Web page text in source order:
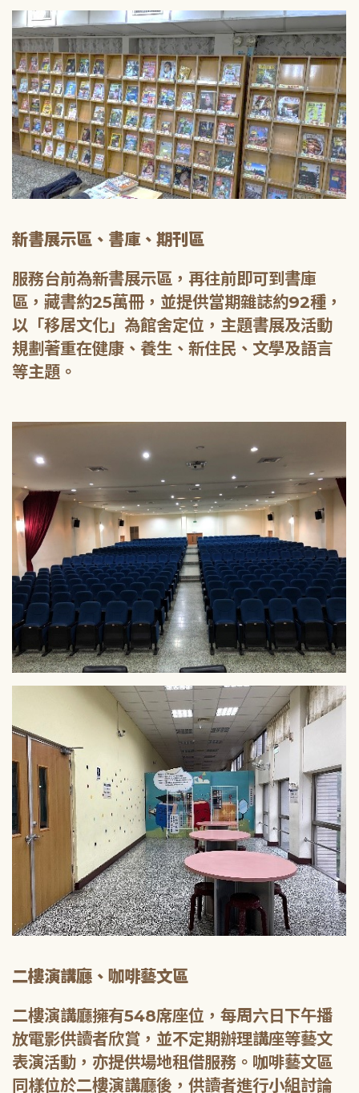
新書展示區、書庫、期刊區
服務台前為新書展示區，再往前即可到書庫
區，藏書約25萬冊，並提供當期雜誌約92種，
以「移居文化」為館舍定位，主題書展及活動
規劃著重在健康、養生、新住民、文學及語言
等主題。
二樓演講廳、咖啡藝文區
二樓演講廳擁有548席座位，每周六日下午播
放電影供讀者欣賞，並不定期辦理講座等藝文
表演活動，亦提供場地租借服務。咖啡藝文區
同樣位於二樓演講廳後，供讀者進行小組討論